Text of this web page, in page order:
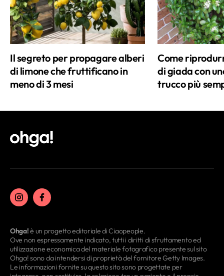
Il segreto per propagare alberi
di limone che fruttificano in
meno di 3 mesi
Come
di giada con
trucco più
Ohga!è un progetto editoriale di Ciaopeople.
Ove non espressamente indicato, tutti i diritti di sfruttamento ed
utilizzazione economica del materiale fotografico presente sul sito
Ohga! sono da intendersi di proprietà del fornitore Getty Images.
Le informazioni fornite su questo sito sono progettate per